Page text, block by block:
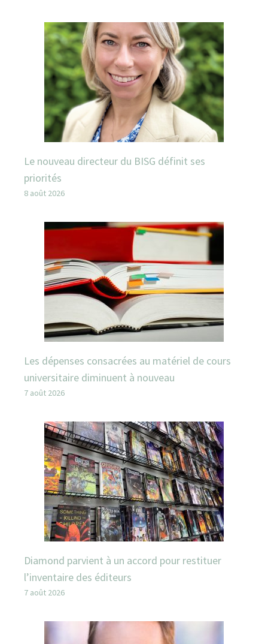
Le nouveau directeur du BISG définit ses
priorités
8 août 2026
Les dépenses consacrées au matériel de cours
universitaire diminuent à nouveau
7 août 2026
Diamond parvient à un accord pour restituer
l’inventaire des éditeurs
7 août 2026